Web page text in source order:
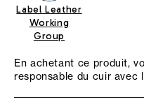
Label Leather
Working
Group
En achetant ce produit,
responsable du cuir avec